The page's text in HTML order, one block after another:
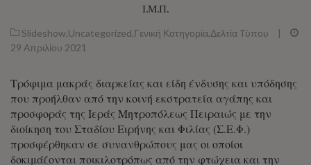
Ι.Μ.Π.
Slideshow,Uncategorized,Γενική Κατηγορία,Δελτία Τύπου
|
29 Απριλίου 2021
Τρόφιμα μακράς διαρκείας και είδη ένδυσης και υπόδησης
που προήλθαν από την κοινή εκστρατεία αγάπης και
προσφοράς της Ιεράς Μητροπόλεως Πειραιώς με την
διοίκηση του Σταδίου Ειρήνης και Φιλίας (Σ.Ε.Φ.)
προσφέρθηκαν σε συνανθρώπους μας οι οποίοι
δοκιμάζονται ποικιλοτρόπως από την φτώχεια και την